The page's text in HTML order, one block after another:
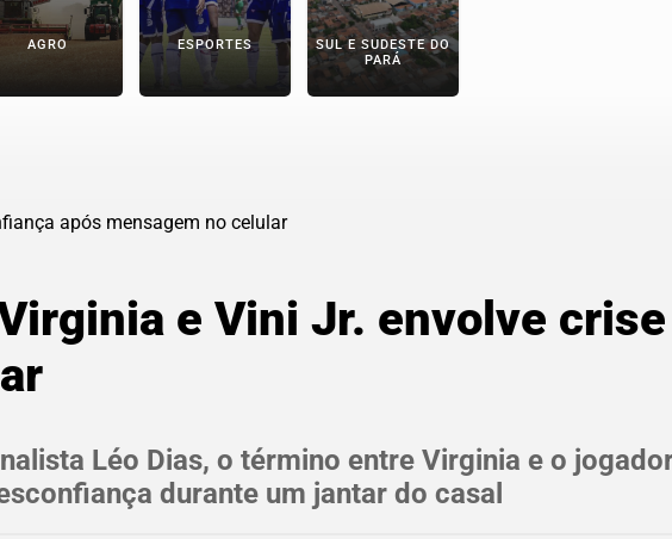
AGRO ESPORTES
SUL E SUDESTE DO
PARÁ
e Vini Jr. envolve
Léo Dias, o término entre Virginia e o
durante um jantar do casal